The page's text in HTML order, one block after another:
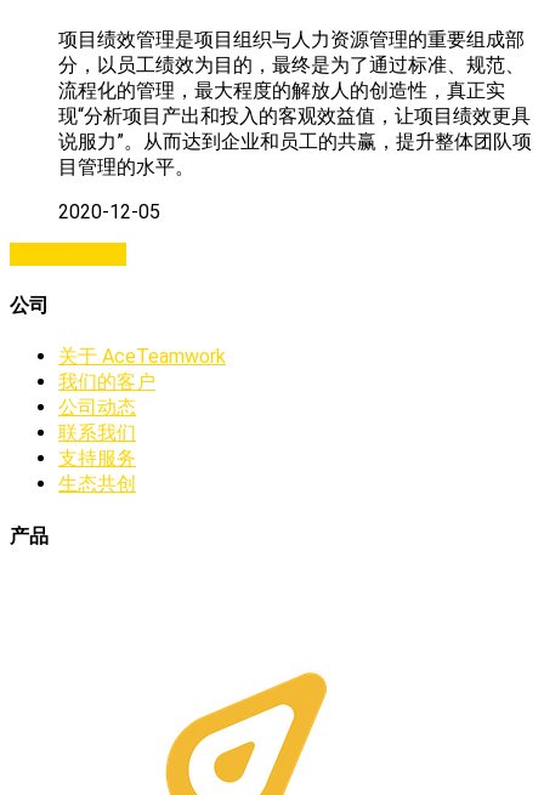
项目绩效管理是项目组织与人力资源管理的重要组成部
分，以员工绩效为目的，最终是为了通过标准、规范、
流程化的管理，最大程度的解放人的创造性，真正实
现“分析项目产出和投入的客观效益值，让项目绩效更具
说服力”。从而达到企业和员工的共赢，提升整体团队项
目管理的水平。
2020-12-05
公司
关于 AceTeamwork
我们的客户
公司动态
联系我们
支持服务
生态共创
产品